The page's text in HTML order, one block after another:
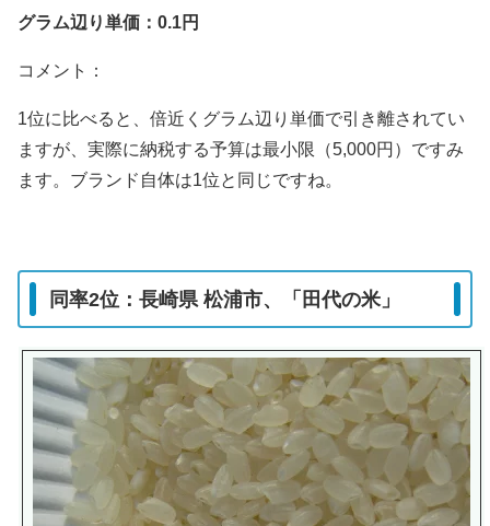
グラム辺り単価：0.1円
コメント：
1位に比べると、倍近くグラム辺り単価で引き離されてい
ますが、実際に納税する予算は最小限（5,000円）ですみ
ます。ブランド自体は1位と同じですね。
同率2位：長崎県 松浦市、「田代の米」